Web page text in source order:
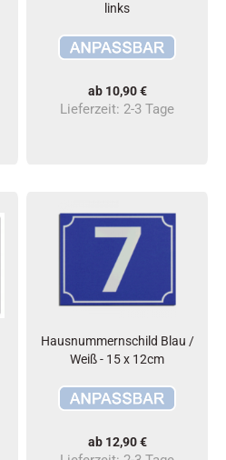
links
ab 10,90 €
Lieferzeit: 2-3 Tage
Hausnummernschild Blau /
Weiß - 15 x 12cm
ab 12,90 €